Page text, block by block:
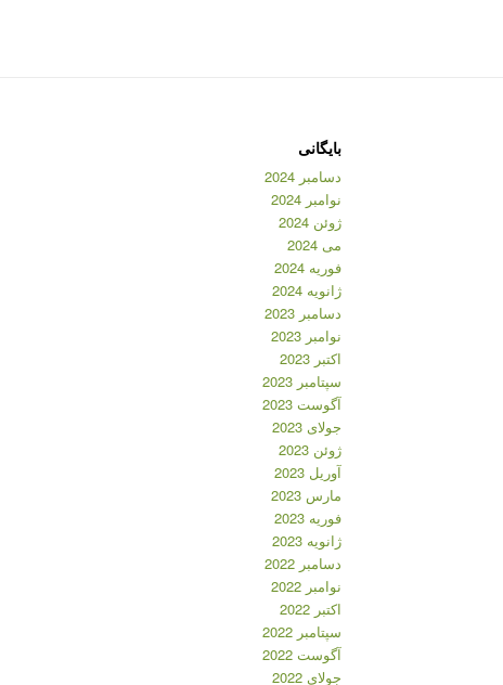
بایگانی
دسامبر 2024
نوامبر 2024
ژوئن 2024
می 2024
فوریه 2024
ژانویه 2024
دسامبر 2023
نوامبر 2023
اکتبر 2023
سپتامبر 2023
آگوست 2023
جولای 2023
ژوئن 2023
آوریل 2023
مارس 2023
فوریه 2023
ژانویه 2023
دسامبر 2022
نوامبر 2022
اکتبر 2022
سپتامبر 2022
آگوست 2022
جولای 2022